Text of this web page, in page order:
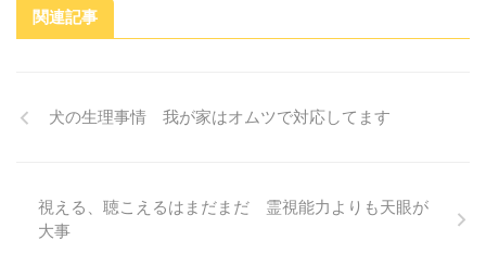
関連記事
犬の生理事情 我が家はオムツで対応してます
視える、聴こえるはまだまだ 霊視能力よりも天眼が
大事